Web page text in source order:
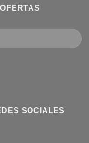
SOCIALES